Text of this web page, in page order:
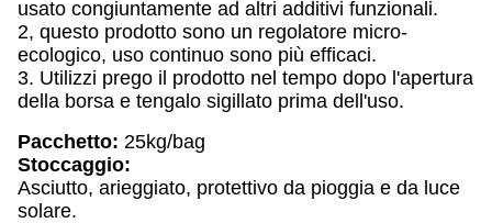
usato congiuntamente ad altri additivi funzionali.
2, questo prodotto sono un regolatore micro-
ecologico, uso continuo sono più efficaci.
3. Utilizzi prego il prodotto nel tempo dopo l'apertura
della borsa e tengalo sigillato prima dell'uso.
Pacchetto: 25kg/bag
Stoccaggio:
Asciutto, arieggiato, protettivo da pioggia e da luce
solare.